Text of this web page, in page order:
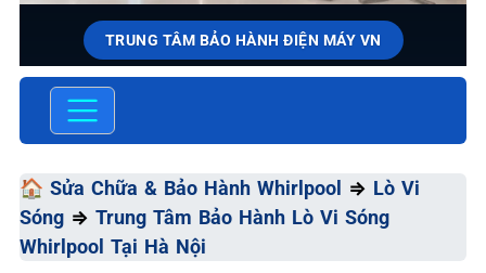
TRUNG TÂM BẢO HÀNH ĐIỆN MÁY VN
SỬA CHỮA & BẢO HÀNH
Đa
📞 09.663.898.33
🏠 Sửa Chữa & Bảo Hành Whirlpool ⇒ Lò Vi
Sóng ⇒ Trung Tâm Bảo Hành Lò Vi Sóng
Whirlpool Tại Hà Nội